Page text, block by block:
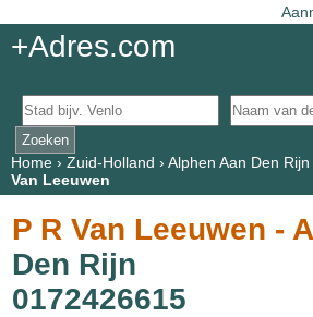
+Adres.com
Home› Zuid-Holland › Alphen Aan Den Rijn
Van Leeuwen
P R Van Leeuwen -
Den Rijn
0172426615